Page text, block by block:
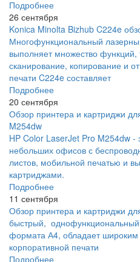
Подробнее
26 сентября
Konica Minolta Bizhub C224e
Многофункциональный
выполняет множество функций,
сканирование, копирование и
печати C224e составляет
Подробнее
20 сентября
Обзор принтера и картриджи
M254dw
HP Color LaserJet Pro M254dw -
небольших офисов с
листов, мобильной печатью и
картриджами.
Подробнее
11 сентября
Обзор принтера и картриджи
быстрый,
формата А4, обладает широким
корпоративной печати
Подробнее